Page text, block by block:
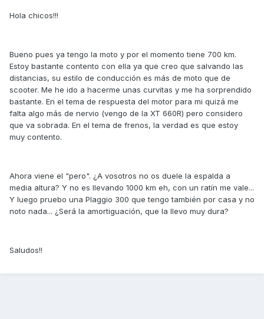
Hola chicos!!!
Bueno pues ya tengo la moto y por el momento tiene 700 km.
Estoy bastante contento con ella ya que creo que salvando las
distancias, su estilo de conducción es más de moto que de
scooter. Me he ido a hacerme unas curvitas y me ha sorprendido
bastante. En el tema de respuesta del motor para mi quizá me
falta algo más de nervio (vengo de la XT 660R) pero considero
que va sobrada. En el tema de frenos, la verdad es que estoy
muy contento.
Ahora viene el "pero". ¿A vosotros no os duele la espalda a
media altura? Y no es llevando 1000 km eh, con un ratín me vale...
Y luego pruebo una PIaggio 300 que tengo también por casa y no
noto nada... ¿Será la amortiguación, que la llevo muy dura?
Saludos!!